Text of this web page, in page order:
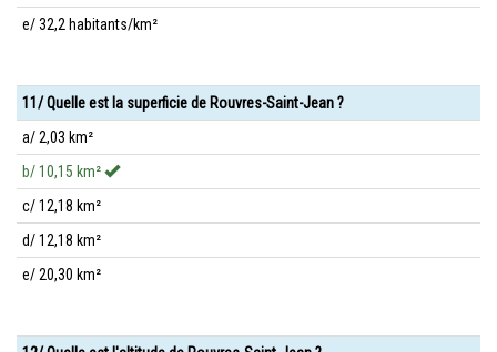
e/ 32,2 habitants/km²
11/ Quelle est la superficie de Rouvres-Saint-Jean ?
a/ 2,03 km²
b/ 10,15 km²
c/ 12,18 km²
d/ 12,18 km²
e/ 20,30 km²